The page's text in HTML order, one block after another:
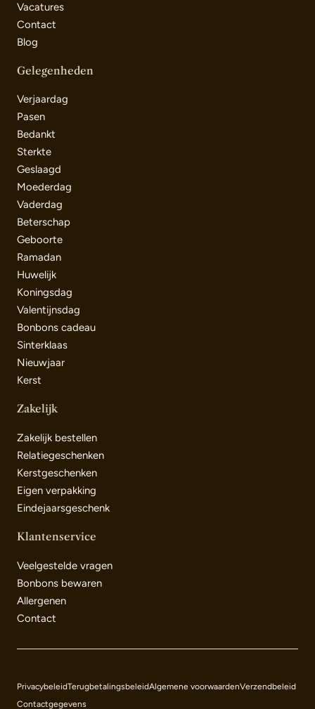
Vacatures
Contact
Blog
Gelegenheden
Verjaardag
Pasen
Bedankt
Sterkte
Geslaagd
Moederdag
Vaderdag
Beterschap
Geboorte
Ramadan
Huwelijk
Koningsdag
Valentijnsdag
Bonbons cadeau
Sinterklaas
Nieuwjaar
Kerst
Zakelijk
Zakelijk bestellen
Relatiegeschenken
Kerstgeschenken
Eigen verpakking
Eindejaarsgeschenk
Klantenservice
Veelgestelde vragen
Bonbons bewaren
Allergenen
Contact
PrivacybeleidTerugbetalingsbeleidAlgemene voorwaardenVerzendbeleid
Contactgegevens